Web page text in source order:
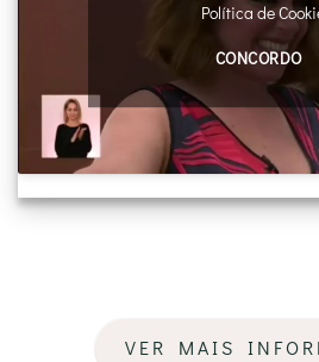
Política de
CONCORDO
VER MAIS